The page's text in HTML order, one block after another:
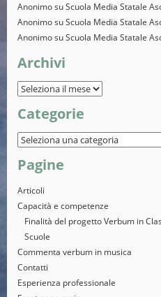
AnonimosuScuola Media Statale
AnonimosuScuola Media Statale
AnonimosuScuola Media Statale
Archivi
Categorie
Pagine
Articoli
Capacità e competenze
Finalità del progetto Verbum in
Scuole
Commenta verbum in musica
Contatti
Esperienza professionale